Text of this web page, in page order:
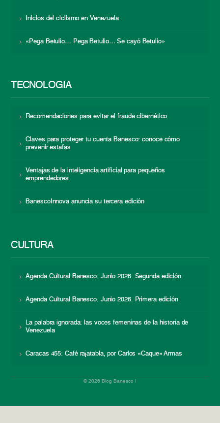
Inicios del ciclismo en Venezuela
«Pega Betulio… Pega Betulio… Se cayó Betulio»
TECNOLOGÍA
Recomendaciones para evitar el fraude cibernético
Claves para proteger tu cuenta Banesco: conoce cómo
prevenir estafas
Ventajas de la inteligencia artificial para pequeños
emprendedores
BanescoInnova anuncia su tercera edición
CULTURA
Agenda Cultural Banesco. Junio 2026. Segunda edición
Agenda Cultural Banesco. Junio 2026. Primera edición
La palabra ignorada: las voces femeninas de la historia de
Venezuela
Caracas 455: Café rajatabla, por Carlos «Caque» Armas
© 2026 Blog Banesco |